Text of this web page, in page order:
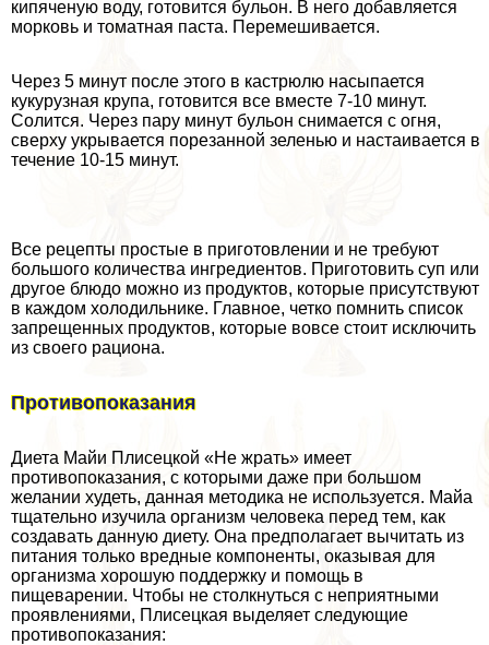
кипяченую воду, готовится бульон. В него добавляется
морковь и томатная паста. Перемешивается.
Через 5 минут после этого в кастрюлю насыпается
кукурузная крупа, готовится все вместе 7-10 минут.
Солится. Через пару минут бульон снимается с огня,
сверху укрывается порезанной зеленью и настаивается в
течение 10-15 минут.
Все рецепты простые в приготовлении и не требуют
большого количества ингредиентов. Приготовить суп или
другое блюдо можно из продуктов, которые присутствуют
в каждом холодильнике. Главное, четко помнить список
запрещенных продуктов, которые вовсе стоит исключить
из своего рациона.
Противопоказания
Диета Майи Плисецкой «Не жрать» имеет
противопоказания, с которыми даже при большом
желании худеть, данная методика не используется. Майа
тщательно изучила организм человека перед тем, как
создавать данную диету. Она предполагает вычитать из
питания только вредные компоненты, оказывая для
организма хорошую поддержку и помощь в
пищеварении. Чтобы не столкнуться с неприятными
проявлениями, Плисецкая выделяет следующие
противопоказания: